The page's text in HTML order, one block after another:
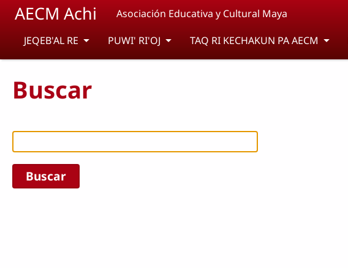
Pasar al contenido principal
AECM Achi
Asociación Educativa y Cultural Maya
JEQEB'AL RE
PUWI' RI'OJ TAQ RI KECHAKUN PA AECM
Buscar